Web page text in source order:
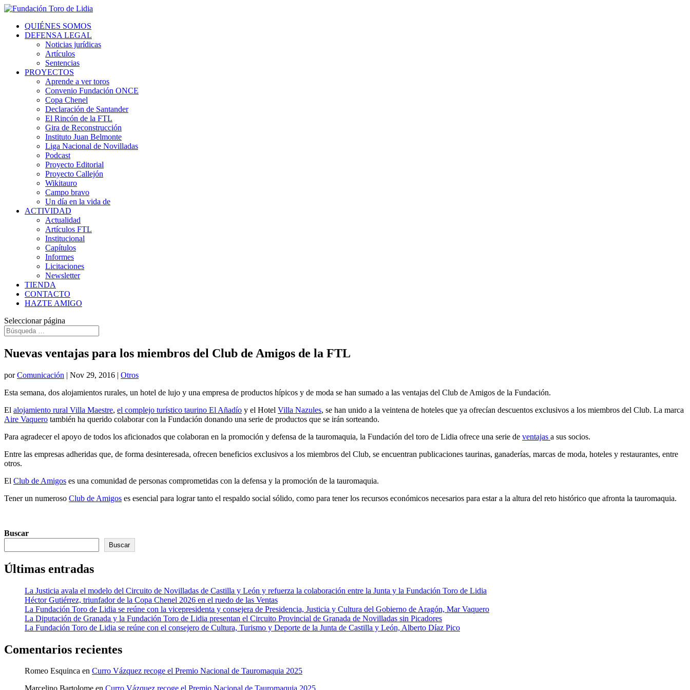
QUIÉNES SOMOS
DEFENSA LEGAL
Noticias jurídicas
Artículos
Sentencias
PROYECTOS
Aprende a ver toros
Convenio Fundación ONCE
Copa Chenel
Declaración de Santander
El Rincón de la FTL
Gira de Reconstrucción
Instituto Juan Belmonte
Liga Nacional de Novilladas
Podcast
Proyecto Editorial
Proyecto Callejón
Wikitauro
Campo bravo
Un día en la vida de
ACTIVIDAD
Actualidad
Artículos FTL
Institucional
Capítulos
Informes
Licitaciones
Newsletter
TIENDA
CONTACTO
HAZTE AMIGO
Seleccionar página
Nuevas ventajas para los miembros del Club de Amigos de la FTL
porComunicación | Nov 29, 2016 | Otros
Esta semana, dos alojamientos rurales, un hotel de lujo y una empresa de productos hípicos y de moda se han sumado a las ventajas del Club de Amigos de la Fundación.
El alojamiento rural Villa Maestre, el complejo turístico taurino El Añadío y el Hotel Villa Nazules, se han unido a la veintena de hoteles que ya ofrecían descuentos exclusivos a los miembros del Club. La marca
Aire Vaquero también ha querido colaborar con la Fundación donando una serie de productos que se irán sorteando.
Para agradecer el apoyo de todos los aficionados que colaboran en la promoción y defensa de la tauromaquia, la Fundación del toro de Lidia ofrece una serie de ventajas a sus socios.
Entre las empresas adheridas que, de forma desinteresada, ofrecen beneficios exclusivos a los miembros del Club, se encuentran publicaciones taurinas, ganaderías, marcas de moda, hoteles y restaurantes, entre
otros.
El Club de Amigos es una comunidad de personas comprometidas con la defensa y la promoción de la tauromaquia.
Tener un numeroso Club de Amigos es esencial para lograr tanto el respaldo social sólido, como para tener los recursos económicos necesarios para estar a la altura del reto histórico que afronta la tauromaquia.
Buscar
Buscar
Últimas entradas
La Justicia avala el modelo del Circuito de Novilladas de Castilla y León y refuerza la colaboración entre la Junta y la Fundación Toro de Lidia
Héctor Gutiérrez, triunfador de la Copa Chenel 2026 en el ruedo de las Ventas
La Fundación Toro de Lidia se reúne con la vicepresidenta y consejera de Presidencia, Justicia y Cultura del Gobierno de Aragón, Mar Vaquero
La Diputación de Granada y la Fundación Toro de Lidia presentan el Circuito Provincial de Granada de Novilladas sin Picadores
La Fundación Toro de Lidia se reúne con el consejero de Cultura, Turismo y Deporte de la Junta de Castilla y León, Alberto Díaz Pico
Comentarios recientes
Romeo Esquinca en Curro Vázquez recoge el Premio Nacional de Tauromaquia 2025